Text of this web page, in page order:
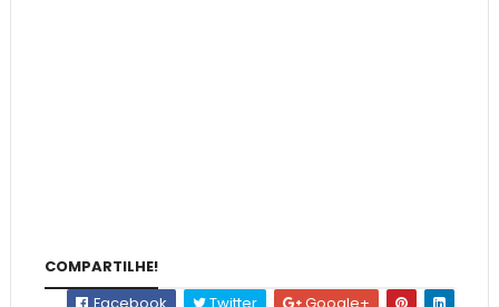
COMPARTILHE!